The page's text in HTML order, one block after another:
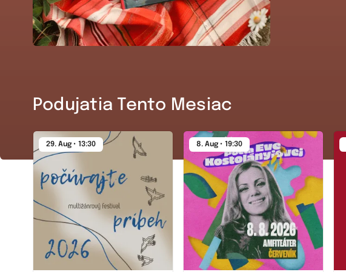
Podujatia Tento Mesiac
29. Aug • 13:30 8. Aug • 19:30